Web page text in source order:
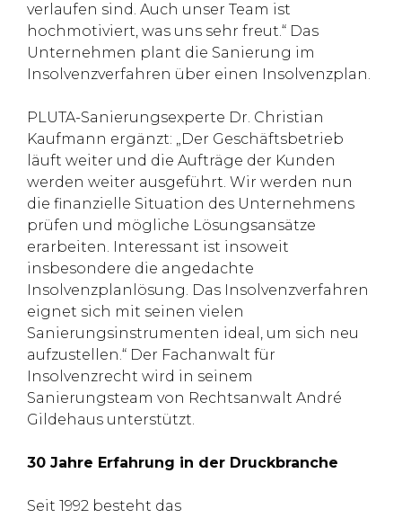
verlaufen sind. Auch unser Team ist
hochmotiviert, was uns sehr freut.“ Das
Unternehmen plant die Sanierung im
Insolvenzverfahren über einen Insolvenzplan.
PLUTA-Sanierungsexperte Dr. Christian
Kaufmann ergänzt: „Der Geschäftsbetrieb
läuft weiter und die Aufträge der Kunden
werden weiter ausgeführt. Wir werden nun
die finanzielle Situation des Unternehmens
prüfen und mögliche Lösungsansätze
erarbeiten. Interessant ist insoweit
insbesondere die angedachte
Insolvenzplanlösung. Das Insolvenzverfahren
eignet sich mit seinen vielen
Sanierungsinstrumenten ideal, um sich neu
aufzustellen.“ Der Fachanwalt für
Insolvenzrecht wird in seinem
Sanierungsteam von Rechtsanwalt André
Gildehaus unterstützt.
30 Jahre Erfahrung in der Druckbranche
Seit 1992 besteht das